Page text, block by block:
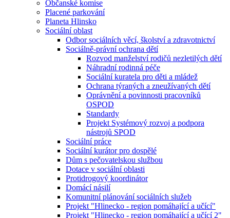
Občanské komise
Placené parkování
Planeta Hlinsko
Sociální oblast
Odbor sociálních věcí, školství a zdravotnictví
Sociálně-právní ochrana dětí
Rozvod manželství rodičů nezletilých dětí
Náhradní rodinná péče
Sociální kuratela pro děti a mládež
Ochrana týraných a zneužívaných dětí
Oprávnění a povinnosti pracovníků
OSPOD
Standardy
Projekt Systémový rozvoj a podpora
nástrojů SPOD
Sociální práce
Sociální kurátor pro dospělé
Dům s pečovatelskou službou
Dotace v sociální oblasti
Protidrogový koordinátor
Domácí násilí
Komunitní plánování sociálních služeb
Projekt "Hlinecko - region pomáhající a učící"
Projekt "Hlinecko - region pomáhající a učící 2"